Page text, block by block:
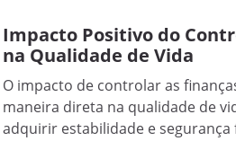
Impacto Positivo do
na Qualidade de Vida
O impacto de controlar as
maneira direta na qualidade de
adquirir estabilidade e segurança